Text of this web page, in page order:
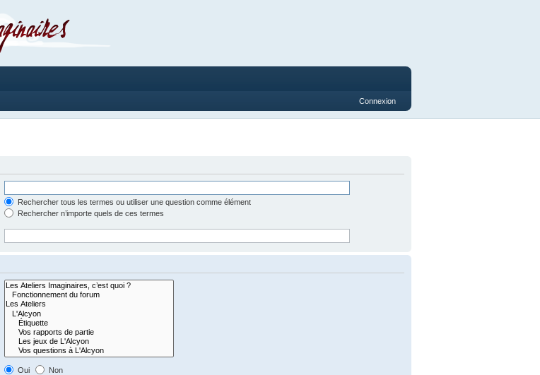
Connexion
Rechercher tous les termes ou utiliser une question comme élément
Rechercher n’importe quels de ces termes
Oui
Non